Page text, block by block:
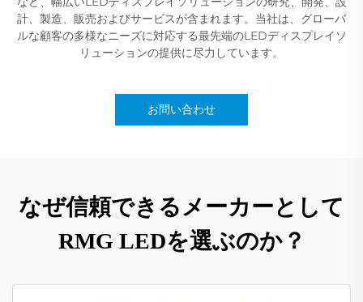
計、製造、販売およびサービスが含まれます。当社は、グローバ
ルな顧客の多様なニーズに対応する最先端のLEDディスプレイソ
リューションの提供に尽力しています。
お問い合わせ
なぜ信頼できるメーカーとして
RMG LEDを選ぶのか？